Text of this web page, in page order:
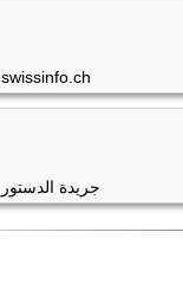
swissinfo.ch
جريدة الدستور